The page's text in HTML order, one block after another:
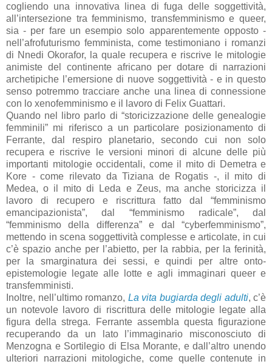
cogliendo una innovativa linea di fuga delle soggettività,
all’intersezione tra femminismo, transfemminismo e queer,
sia - per fare un esempio solo apparentemente opposto -
nell’afrofuturismo femminista, come testimoniano i romanzi
di Nnedi Okorafor, la quale recupera e riscrive le mitologie
animiste del continente africano per dotare di narrazioni
archetipiche l’emersione di nuove soggettività - e in questo
senso potremmo tracciare anche una linea di connessione
con lo xenofemminismo e il lavoro di Felix Guattari.
Quando nel libro parlo di “storicizzazione delle genealogie
femminili” mi riferisco a un particolare posizionamento di
Ferrante, dal respiro planetario, secondo cui non solo
recupera e riscrive le versioni minori di alcune delle più
importanti mitologie occidentali, come il mito di Demetra e
Kore - come rilevato da Tiziana de Rogatis -, il mito di
Medea, o il mito di Leda e Zeus, ma anche storicizza il
lavoro di recupero e riscrittura fatto dal “femminismo
emancipazionista”, dal “femminismo radicale”, dal
“femminismo della differenza” e dal “cyberfemminismo”,
mettendo in scena soggettività complesse e articolate, in cui
c’è spazio anche per l’abietto, per la rabbia, per la ferinità,
per la smarginatura dei sessi, e quindi per altre onto-
epistemologie legate alle lotte e agli immaginari queer e
transfemministi.
Inoltre, nell’ultimo romanzo, La vita bugiarda degli adulti, c’è
un notevole lavoro di riscrittura delle mitologie legate alla
figura della strega. Ferrante assembla questa figurazione
recuperando da un lato l’immaginario misconosciuto di
Menzogna e Sortilegio di Elsa Morante, e dall’altro unendo
ulteriori narrazioni mitologiche, come quelle contenute in